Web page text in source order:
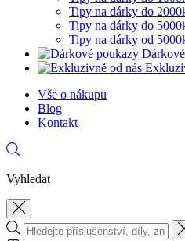
Tipy na dárky do
Tipy na dárky do
Tipy na dárky od
Vše o nákupu
Blog
Kontakt
Vyhledat